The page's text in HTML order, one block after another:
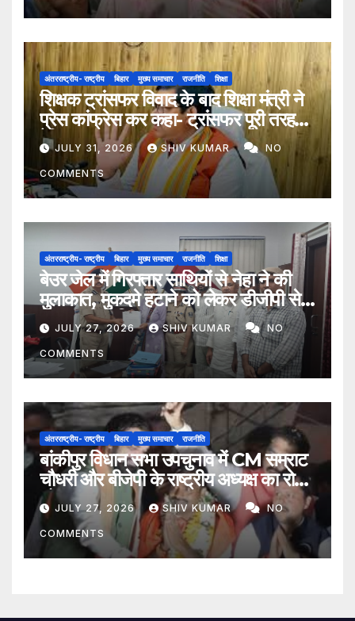
अंतरराष्ट्रीय- राष्ट्रीय बिहार मुख्य समाचार राजनीति शिक्षा
शिक्षक ट्रांसफर विवाद के बाद शिक्षा मंत्री ने
प्रेस कांफ्रेस कर कहा- ट्रांसफर पूरी तरह
ऐच्छिक
JULY 31, 2026 SHIV KUMAR NO
COMMENTS
अंतरराष्ट्रीय- राष्ट्रीय बिहार मुख्य समाचार राजनीति शिक्षा
बेउर जेल में गिरफ्तार साथियों से नेहा ने की
मुलाकात, मुकदमे हटाने को लेकर डीजीपी से
मिला प्रतिनिधिमंडल
JULY 27, 2026 SHIV KUMAR NO
COMMENTS
अंतरराष्ट्रीय- राष्ट्रीय बिहार मुख्य समाचार राजनीति
बांकीपुर विधान सभा उपचुनाव में CM सम्राट
चौधरी और बीजेपी के राष्ट्रीय अध्यक्ष का रोड
शोJULY 27, 2026 SHIV KUMAR NO
COMMENTS